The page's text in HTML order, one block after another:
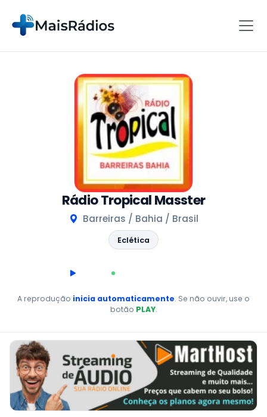
Rádio Tropical Masster
Barreiras / Bahia / Brasil
Eclética
AO VIVO
A reprodução inicia automaticamente. Se não ouvir, use o
botão PLAY.